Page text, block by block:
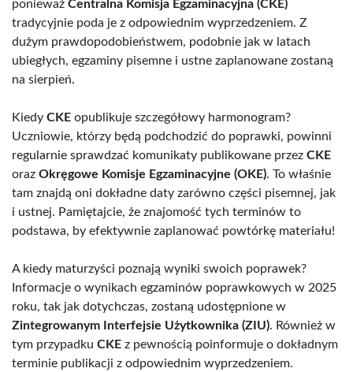
ponieważ Centralna Komisja Egzaminacyjna (CKE)
tradycyjnie poda je z odpowiednim wyprzedzeniem. Z
dużym prawdopodobieństwem, podobnie jak w latach
ubiegłych, egzaminy pisemne i ustne zaplanowane zostaną
na sierpień.
Kiedy CKE opublikuje szczegółowy harmonogram?
Uczniowie, którzy będą podchodzić do poprawki, powinni
regularnie sprawdzać komunikaty publikowane przez CKE
oraz Okręgowe Komisje Egzaminacyjne (OKE). To właśnie
tam znajdą oni dokładne daty zarówno części pisemnej, jak
i ustnej. Pamiętajcie, że znajomość tych terminów to
podstawa, by efektywnie zaplanować powtórkę materiału!
A kiedy maturzyści poznają wyniki swoich poprawek?
Informacje o wynikach egzaminów poprawkowych w 2025
roku, tak jak dotychczas, zostaną udostępnione w
Zintegrowanym Interfejsie Użytkownika (ZIU). Również w
tym przypadku CKE z pewnością poinformuje o dokładnym
terminie publikacji z odpowiednim wyprzedzeniem.